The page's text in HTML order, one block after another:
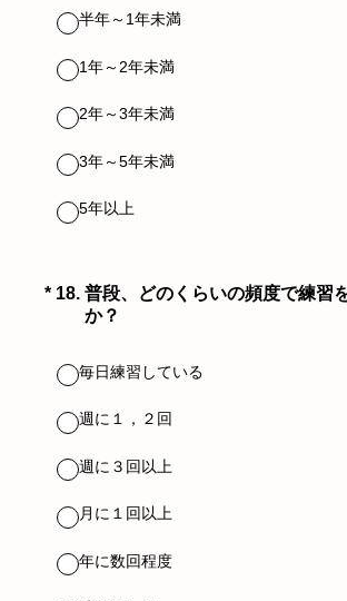
半年～1年未満
1年～2年未満
2年～3年未満
3年～5年未満
5年以上
* 18. 普段、どのくらいの頻度で練習
か？
（必須）
毎日練習している
週に１，２回
週に３回以上
月に１回以上
年に数回程度